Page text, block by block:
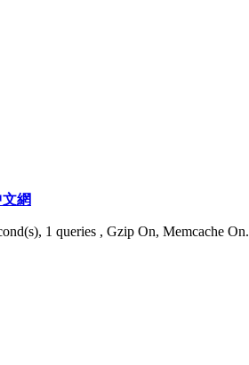
網
1 queries , Gzip On, Memcache On.